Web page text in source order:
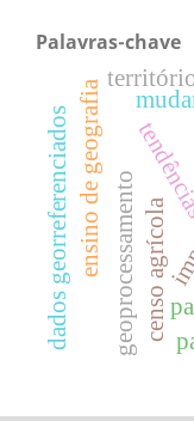
Palavras-chave
censo agrícola
geoprocessamento
ensino de geografia
dados georreferenciados